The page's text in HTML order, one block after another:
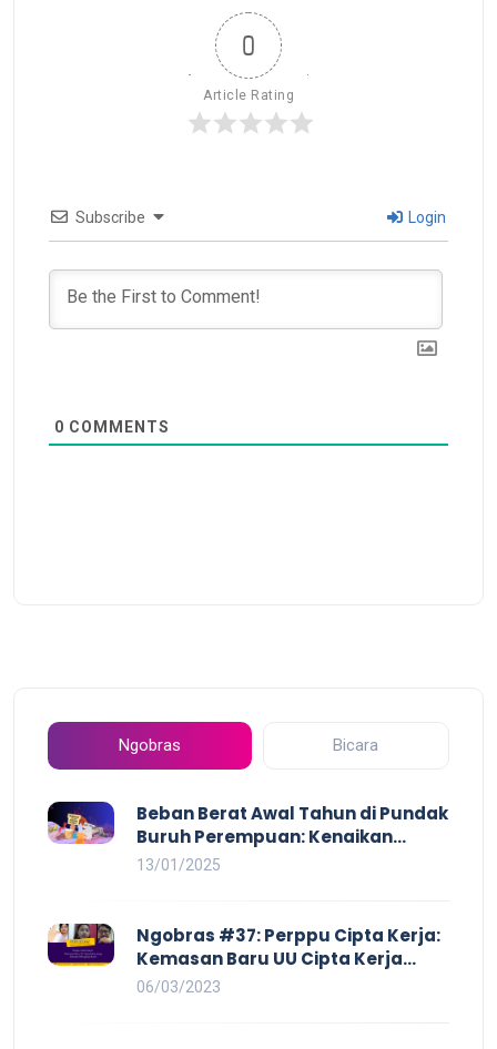
0
Article Rating
Subscribe Login
0 COMMENTS
Ngobras Bicara
Beban Berat Awal Tahun di Pundak
Buruh Perempuan: Kenaikan
Harga yang Mencekik, Ancaman
13/01/2025
Ngobras #37: Perppu Cipta Kerja:
Kemasan Baru UU Cipta Kerja
yang Semakin Merugikan Buruh
06/03/2023